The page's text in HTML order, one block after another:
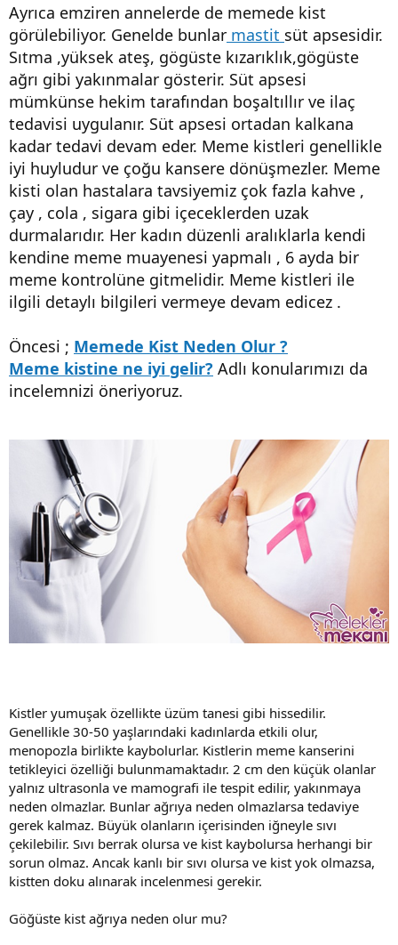
Ayrıca emziren annelerde de memede kist
görülebiliyor. Genelde bunlar mastit süt apsesidir.
Sıtma ,yüksek ateş, gögüste kızarıklık,gögüste
ağrı gibi yakınmalar gösterir. Süt apsesi
mümkünse hekim tarafından boşaltıllır ve ilaç
tedavisi uygulanır. Süt apsesi ortadan kalkana
kadar tedavi devam eder. Meme kistleri genellikle
iyi huyludur ve çoğu kansere dönüşmezler. Meme
kisti olan hastalara tavsiyemiz çok fazla kahve ,
çay , cola , sigara gibi içeceklerden uzak
durmalarıdır. Her kadın düzenli aralıklarla kendi
kendine meme muayenesi yapmalı , 6 ayda bir
meme kontrolüne gitmelidir. Meme kistleri ile
ilgili detaylı bilgileri vermeye devam edicez .
Öncesi ; Memede Kist Neden Olur ?
Meme kistine ne iyi gelir? Adlı konularımızı da
incelemnizi öneriyoruz.
Kistler yumuşak özellikte üzüm tanesi gibi hissedilir.
Genellikle 30-50 yaşlarındaki kadınlarda etkili olur,
menopozla birlikte kaybolurlar. Kistlerin meme kanserini
tetikleyici özelliği bulunmamaktadır. 2 cm den küçük olanlar
yalnız ultrasonla ve mamografi ile tespit edilir, yakınmaya
neden olmazlar. Bunlar ağrıya neden olmazlarsa tedaviye
gerek kalmaz. Büyük olanların içerisinden iğneyle sıvı
çekilebilir. Sıvı berrak olursa ve kist kaybolursa herhangi bir
sorun olmaz. Ancak kanlı bir sıvı olursa ve kist yok olmazsa,
kistten doku alınarak incelenmesi gerekir.
Göğüste kist ağrıya neden olur mu?